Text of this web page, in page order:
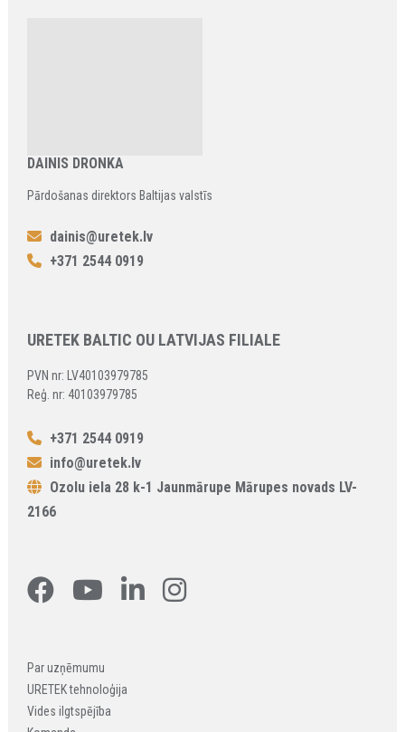
DAINIS DRONKA
Pārdošanas direktors Baltijas valstīs
dainis@uretek.lv
+371 2544 0919
URETEK BALTIC OU LATVIJAS FILIALE
PVN nr: LV40103979785
Reģ. nr: 40103979785
+371 2544 0919
info@uretek.lv
Ozolu iela 28 k-1 Jaunmārupe Mārupes novads LV-
2166
Par uzņēmumu
URETEK tehnoloģija
Vides ilgtspējība